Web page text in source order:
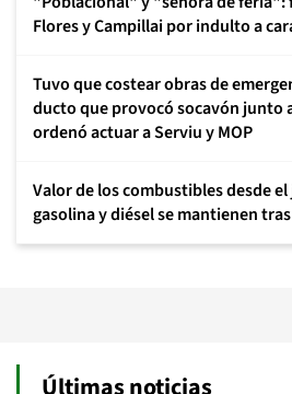
Flores y Campillai por indulto a
Tuvo que costear obras de
ducto que provocó socavón junto
ordenó actuar a Serviu y MOP
Valor de los combustibles desde
gasolina y diésel se mantienen